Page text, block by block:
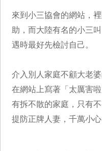
來到小三協會的網站，
助，而大陸有名的小三
遇時最好先檢討自己。
介入別人家庭不顧大老
在網站上寫著「太厲害
有拆不散的家庭，只有
提防正牌人妻，千萬小心